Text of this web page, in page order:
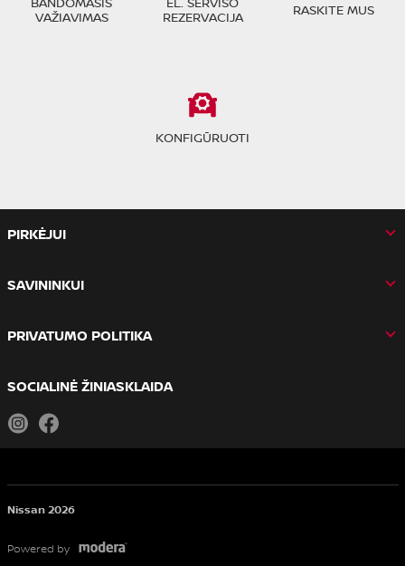
VAŽIAVIMAS
REZERVACIJA
RASKITE MUS
KONFIGŪRUOTI
PIRKĖJUI
SAVININKUI
PRIVATUMO POLITIKA
SOCIALINĖ ŽINIASKLAIDA
Instagram
Nissan 2026
Powered by